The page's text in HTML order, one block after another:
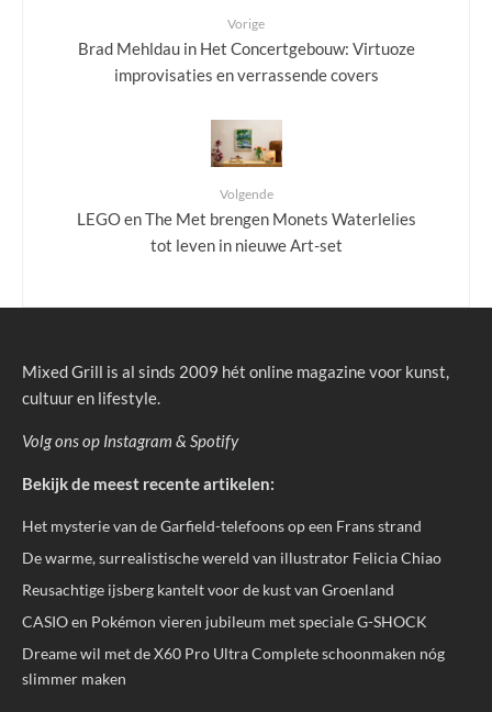
Vorige
Brad Mehldau in Het Concertgebouw: Virtuoze
improvisaties en verrassende covers
Volgende
LEGO en The Met brengen Monets Waterlelies
tot leven in nieuwe Art-set
Mixed Grill is al sinds 2009 hét online magazine voor kunst,
cultuur en lifestyle.
Volg ons op Instagram & Spotify
Bekijk de meest recente artikelen:
Het mysterie van de Garfield-telefoons op een Frans strand
De warme, surrealistische wereld van illustrator Felicia Chiao
Reusachtige ijsberg kantelt voor de kust van Groenland
CASIO en Pokémon vieren jubileum met speciale G-SHOCK
Dreame wil met de X60 Pro Ultra Complete schoonmaken nóg
slimmer maken